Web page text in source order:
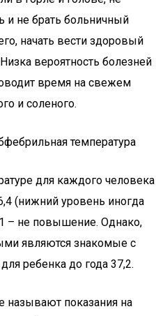
и не брать больничный
начать вести здоровый
вероятность болезней
время на свежем
и соленого.
температура
для каждого человека
(нижний уровень иногда
– не повышение. Однако,
являются знакомые с
ребенка до года 37,2.
называют показания на